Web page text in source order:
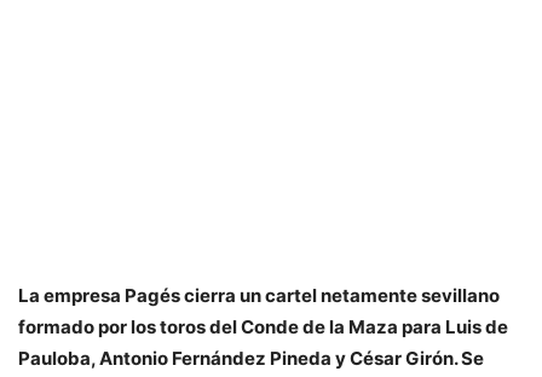
La empresa Pagés cierra un cartel netamente sevillano
formado por los toros del Conde de la Maza para Luis de
Pauloba, Antonio Fernández Pineda y César Girón. Se